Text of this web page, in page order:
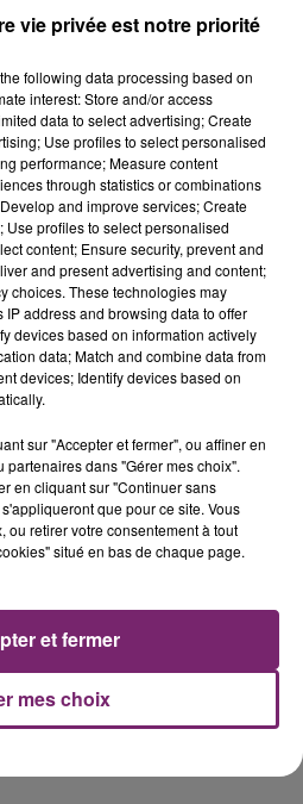
!
vie privée est notre priorité
following data processing based on
interest: Store and/or access
data to select advertising; Create
Use profiles to select personalised
performance; Measure content
through statistics or combinations
and improve services; Create
profiles to select personalised
content; Ensure security, prevent and
and present advertising and content;
choices. These technologies may
address and browsing data to offer
devices based on information actively
data; Match and combine data from
devices; Identify devices based on
sur "Accepter et fermer", ou affiner en
dans "Gérer mes choix".
en cliquant sur "Continuer sans
que pour ce site. Vous
ou retirer votre consentement à tout
situé en bas de chaque page.
mes choix
et fermer